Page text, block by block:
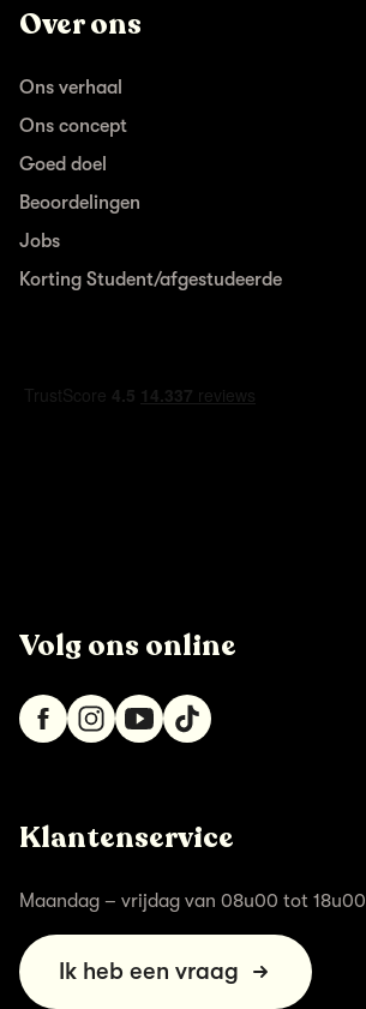
Over ons
Ons verhaal
Ons concept
Goed doel
Beoordelingen
Jobs
Korting Student/afgestudeerde
Volg ons online
Klantenservice
Maandag – vrijdag van 08u00 tot 18u00
Ik heb een vraag